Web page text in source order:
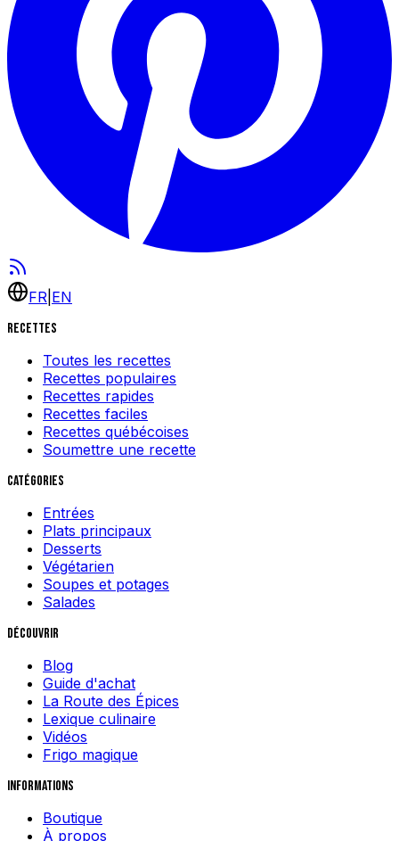
FR EN
Recettes
Toutes les recettes
Recettes populaires
Recettes rapides
Recettes faciles
Recettes québécoises
Soumettre une recette
Catégories
Entrées
Plats principaux
Desserts
Végétarien
Soupes et potages
Salades
Découvrir
Blog
Guide d'achat
La Route des Épices
Lexique culinaire
Vidéos
Frigo magique
Informations
Boutique
À propos